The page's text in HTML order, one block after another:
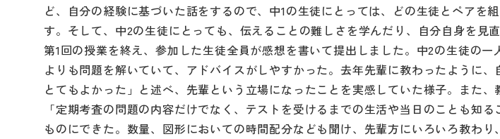
ど、自分の経験に基づいた話をするので、中1の生徒にとっては、どの生徒とペアを
す。そして、中2の生徒にとっても、伝えることの難しさを学んだり、自分自身を見
第1回の授業を終え、参加した生徒全員が感想を書いて提出しました。中2の生徒の一
よりも問題を解いていて、アドバイスがしやすかった。去年先輩に教わったように、
とてもよかった」と述べ、先輩という立場になったことを実感していた様子。また、
「定期考査の問題の内容だけでなく、テストを受けるまでの生活や当日のことも知
ものにできた。数量、図形においての時間配分なども聞け、先輩方にいろいろ教わ